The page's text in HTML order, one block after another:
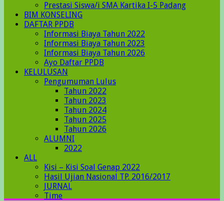
Prestasi Siswa/i SMA Kartika I-5 Padang
BIM KONSELING
DAFTAR PPDB
Informasi Biaya Tahun 2022
Informasi Biaya Tahun 2023
Informasi Biaya Tahun 2026
Ayo Daftar PPDB
KELULUSAN
Pengumuman Lulus
Tahun 2022
Tahun 2023
Tahun 2024
Tahun 2025
Tahun 2026
ALUMNI
2022
ALL
Kisi – Kisi Soal Genap 2022
Hasil Ujian Nasional TP. 2016/2017
JURNAL
Time